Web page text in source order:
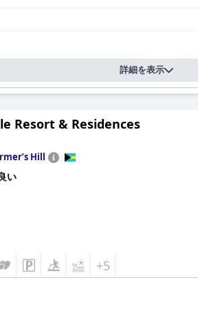
詳細を表示
Resort & Residences
Hill
い
+5